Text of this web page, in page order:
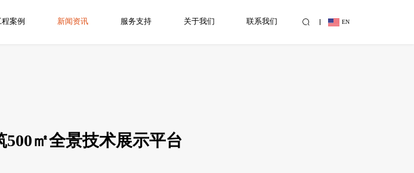
程案例 新闻资讯 服务支持 关于我们 联系我们 EN
㎡全景技术展示平台